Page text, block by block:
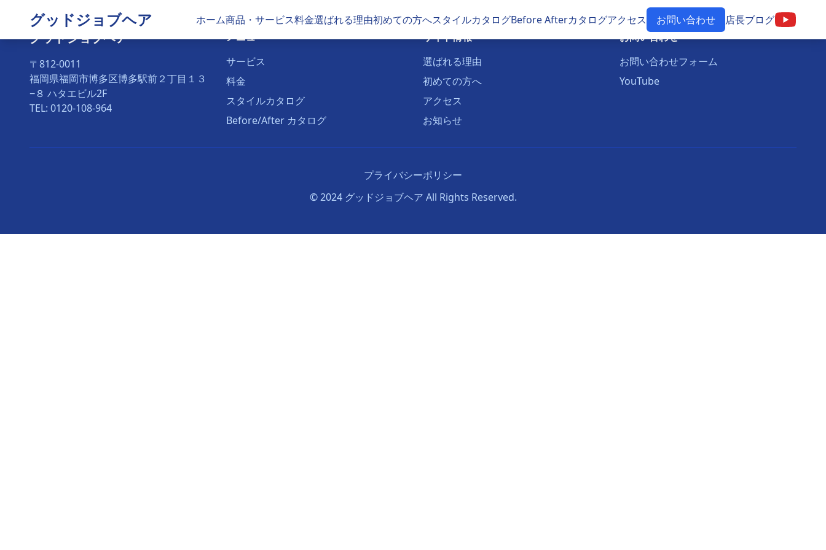
グッドジョブヘア ホーム商品・サービス料金選ばれる理由初めての方へスタイルカタログBefore Afterカタログアクセス お問い合わせ 店長ブログ
グッドジョブヘア
〒812-0011
福岡県福岡市博多区博多駅前２丁目１３
−８ ハタエビル2F
TEL: 0120-108-964
メニュー
サービス
料金
スタイルカタログ
Before/After カタログ
サイト情報
選ばれる理由
初めての方へ
アクセス
お知らせ
お問い合わせ
お問い合わせフォーム
YouTube
プライバシーポリシー
© 2024 グッドジョブヘア All Rights Reserved.